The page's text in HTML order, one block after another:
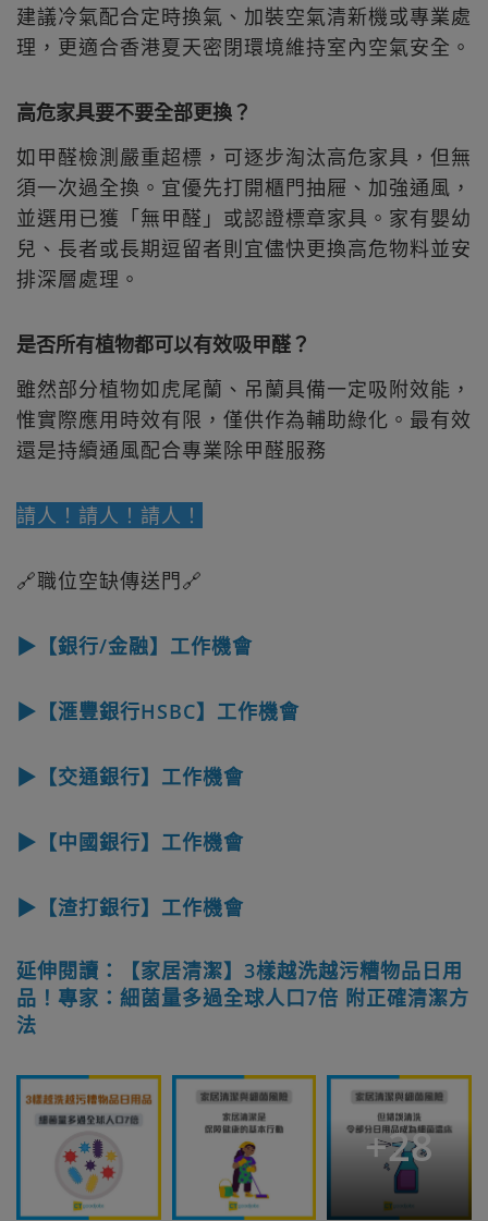
建議冷氣配合定時換氣、加裝空氣清新機或專業處
理，更適合香港夏天密閉環境維持室內空氣安全。
高危家具要不要全部更換？
如甲醛檢測嚴重超標，可逐步淘汰高危家具，但無
須一次過全換。宜優先打開櫃門抽屜、加強通風，
並選用已獲「無甲醛」或認證標章家具。家有嬰幼
兒、長者或長期逗留者則宜儘快更換高危物料並安
排深層處理。
是否所有植物都可以有效吸甲醛？
雖然部分植物如虎尾蘭、吊蘭具備一定吸附效能，
惟實際應用時效有限，僅供作為輔助綠化。最有效
還是持續通風配合專業除甲醛服務
請人！請人！請人！
🔗職位空缺傳送門🔗
▶【銀行/金融】工作機會
▶【滙豐銀行HSBC】工作機會
▶【交通銀行】工作機會
▶【中國銀行】工作機會
▶【渣打銀行】工作機會
延伸閱讀：【家居清潔】3樣越洗越污糟物品日用
品！專家：細菌量多過全球人口7倍 附正確清潔方
法
+28